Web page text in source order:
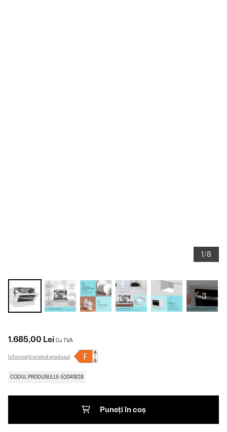
1/8
+3
1.685,00 Lei Cu TVA
Informații privind produsul
CODUL PRODUSULUI: 52041828
Puneți în coș